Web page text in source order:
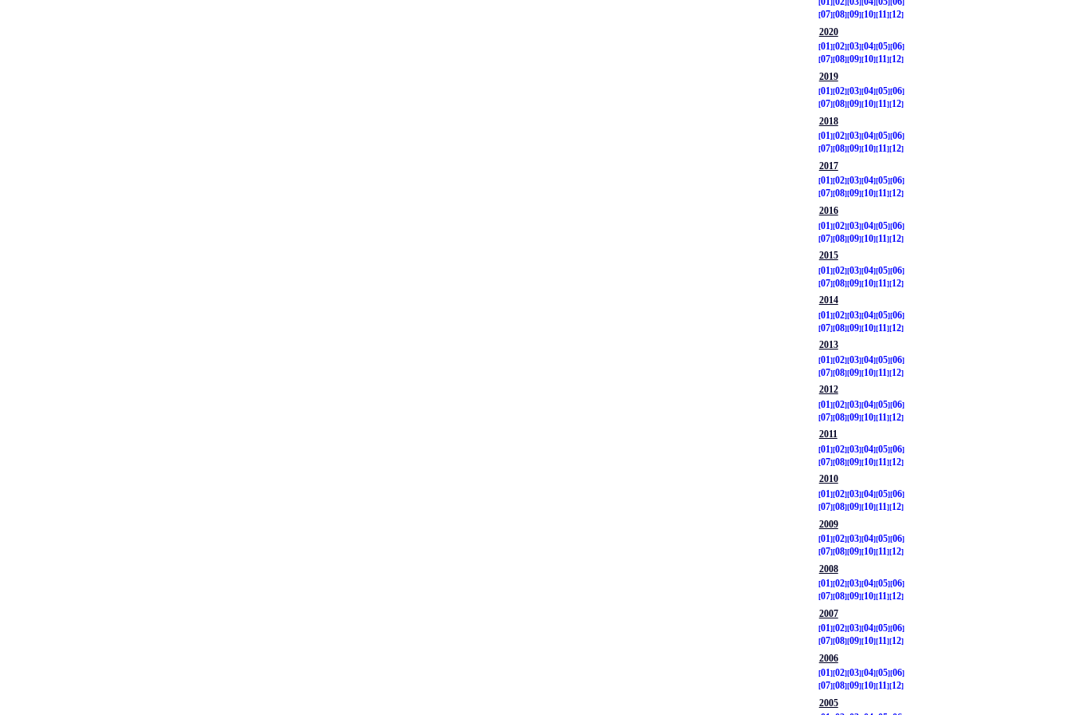
07 08 09 10 11
12
2020
01
02 03 04 05 06
07 08 09 10 11
12
2019
01
02 03 04 05 06
07 08 09 10 11
12
2018
01 02 03 04 05 06
07 08 09 10 11 12
2017
01 02 03 04 05 06
07 08 09 10 11 12
2016
01
02 03 04 05 06
07 08 09 10 11
12
2015
01
02 03 04 05 06
07 08 09 10 11
12
2014
01
02 03 04 05 06
07 08 09 10 11
12
2013
01
02 03 04 05 06
07 08 09 10 11
12
2012
01
02 03 04 05 06
07 08 09 10 11
12
2011
01
02 03 04 05 06
07 08 09 10 11
12
2010
01
02 03 04 05 06
07 08 09 10 11
12
2009
01
02 03 04 05 06
07 08 09 10 11
12
2008
01
02 03 04 05 06
07 08 09 10 11
12
2007
01
02 03 04 05 06
07 08 09 10 11
12
2006
01
02 03 04 05 06
07 08 09 10 11
12
2005